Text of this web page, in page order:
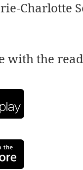
Charlotte
with the